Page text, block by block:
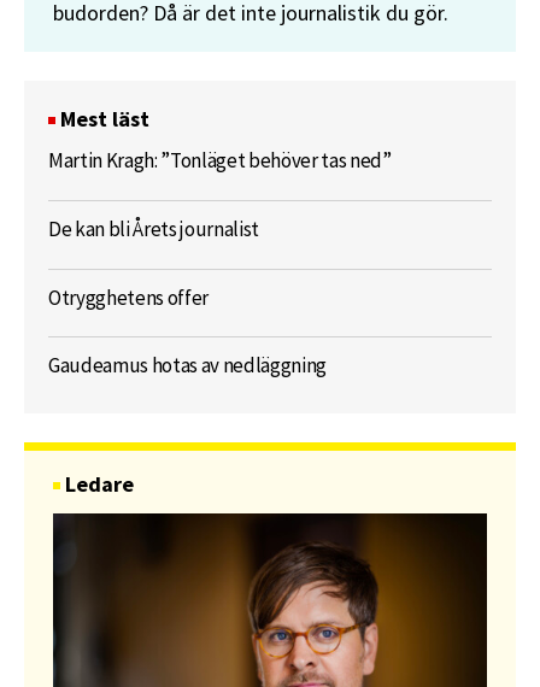
budorden? Då är det inte journalistik du gör.
Mest läst
Martin Kragh: ”Tonläget behöver tas ned”
De kan bli Årets journalist
Otrygghetens offer
Gaudeamus hotas av nedläggning
Ledare